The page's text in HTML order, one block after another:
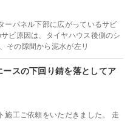
ーパネル下部に広がっているサビ
ビ原因は、タイヤハウス後側のシ
その隙間から泥水が左リ
スの下回り錆を落としてア
施工ご依頼をいただきました。 走